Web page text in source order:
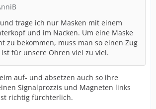
trage ich nur Masken mit einem
und im Nacken. Um eine Maske
zu bekommen, muss man so einen Zug
für unsere Ohren viel zu viel.
auf- und absetzen auch so ihre
Signalprozzis und Magneten links
richtig fürchterlich.